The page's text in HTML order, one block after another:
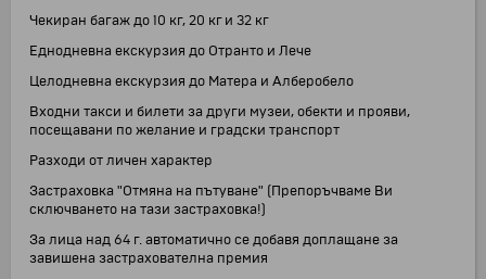
Чекиран багаж до 10 кг, 20 кг и 32 кг
Еднодневна екскурзия до Отранто и Лече
Целодневна екскурзия до Матера и Алберобело
Входни такси и билети за други музеи, обекти и прояви,
посещавани по желание и градски транспорт
Разходи от личен характер
Застраховка "Отмяна на пътуване" (Препоръчваме Ви
сключването на тази застраховка!)
За лица над 64 г. автоматично се добавя доплащане за
завишена застрахователна премия